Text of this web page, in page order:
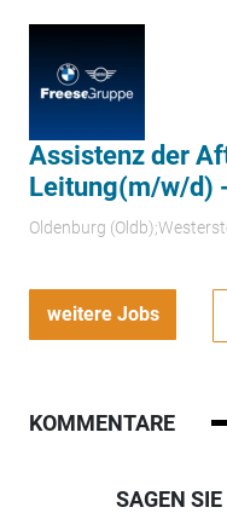
Assistenz der
Leitung(m/w/d)
Oldenburg
weitere Jobs
KOMMENTARE
SAGEN